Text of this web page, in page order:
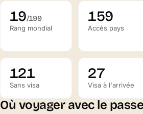
19/199
Rang mondial
159
Accès pays
121
Sans visa
27
Visa à l'arrivée
Où voyager avec le